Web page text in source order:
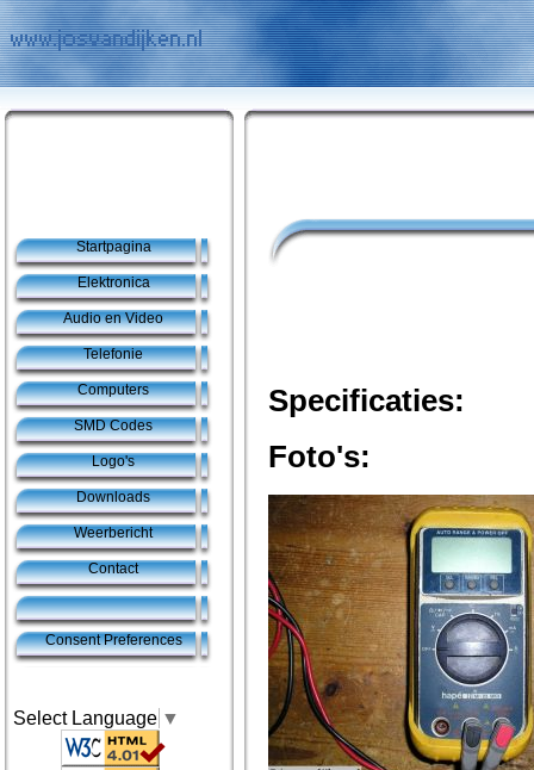
Startpagina
Elektronica
Audio en Video
Telefonie
Computers
SMD Codes
Logo's
Downloads
Weerbericht
Contact
Consent Preferences
Select Language ▼
Specificaties:
Foto's: